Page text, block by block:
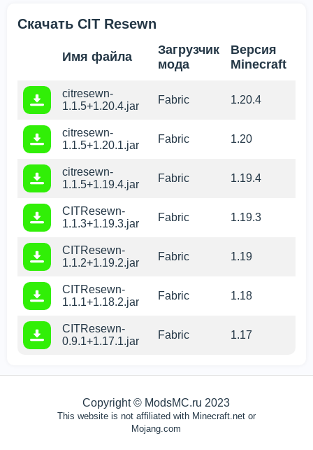
Скачать CIT Resewn
Имя файла
Загрузчик
мода
Версия
Minecraft
citresewn-
1.1.5+1.20.4.jar
Fabric 1.20.4
citresewn-
1.1.5+1.20.1.jar
Fabric 1.20
citresewn-
1.1.5+1.19.4.jar
Fabric 1.19.4
CITResewn-
1.1.3+1.19.3.jar
Fabric 1.19.3
CITResewn-
1.1.2+1.19.2.jar
Fabric 1.19
CITResewn-
1.1.1+1.18.2.jar
Fabric 1.18
CITResewn-
0.9.1+1.17.1.jar
Fabric 1.17
Copyright © ModsMC.ru 2023
This website is not affiliated with Minecraft.net or
Mojang.com